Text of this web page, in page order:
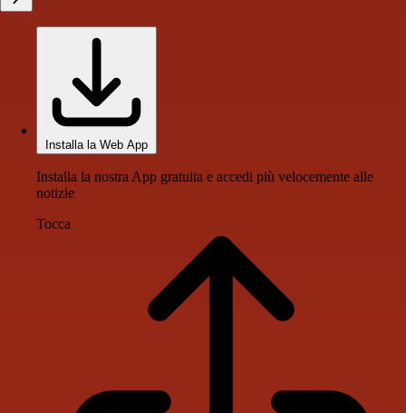
Installa la Web App
Installa la nostra App gratuita e accedi più velocemente alle
notizie
Tocca